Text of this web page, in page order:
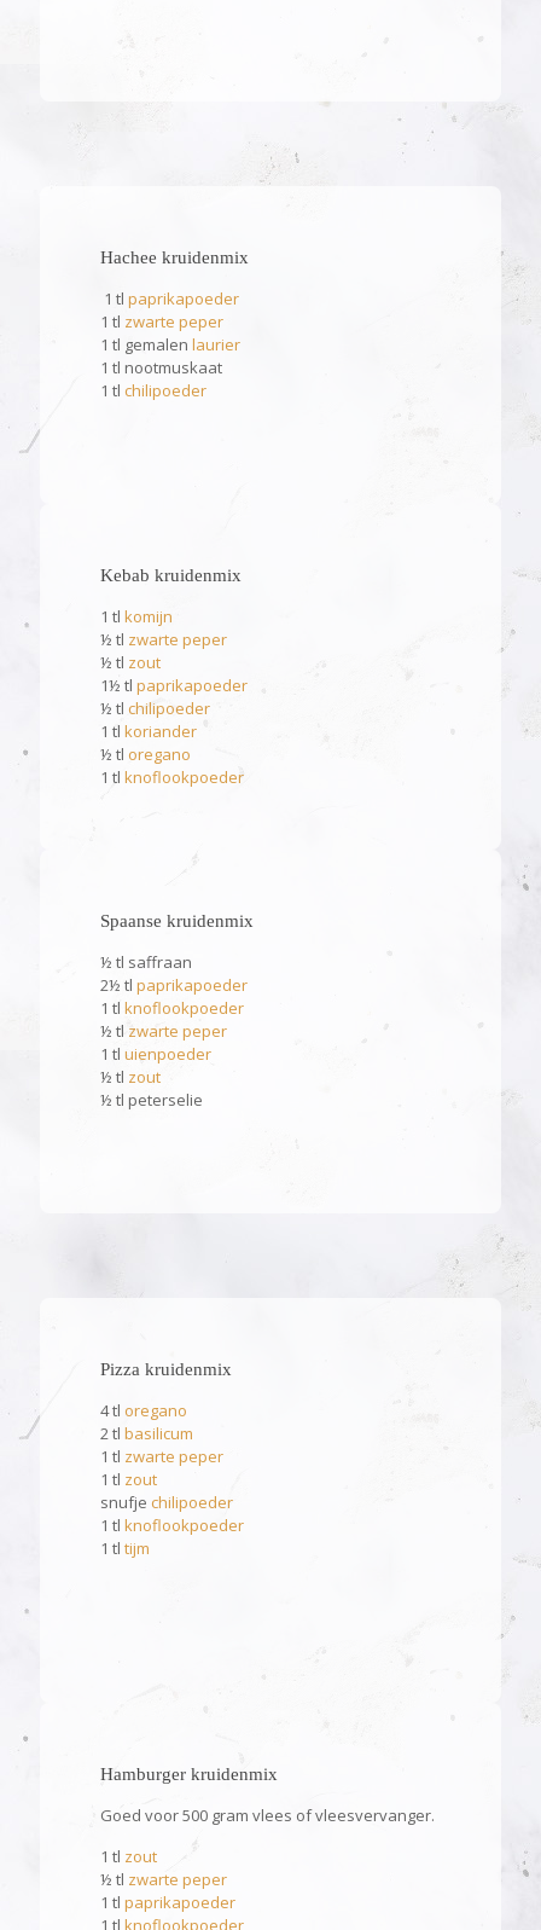
Hachee kruidenmix
1 tl paprikapoeder
1 tl zwarte peper
1 tl gemalen laurier
1 tl nootmuskaat
1 tl chilipoeder
Kebab kruidenmix
1 tl komijn
½ tl zwarte peper
½ tl zout
1½ tl paprikapoeder
½ tl chilipoeder
1 tl koriander
½ tl oregano
1 tl knoflookpoeder
Spaanse kruidenmix
½ tl saffraan
2½ tl paprikapoeder
1 tl knoflookpoeder
½ tl zwarte peper
1 tl uienpoeder
½ tl zout
½ tl peterselie
Pizza kruidenmix
4 tl oregano
2 tl basilicum
1 tl zwarte peper
1 tl zout
snufje chilipoeder
1 tl knoflookpoeder
1 tl tijm
Hamburger kruidenmix
Goed voor 500 gram vlees of vleesvervanger.
1 tl zout
½ tl zwarte peper
1 tl paprikapoeder
1 tl knoflookpoeder